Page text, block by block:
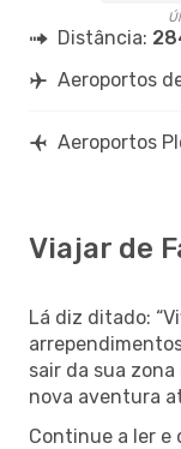
Distância:
Aeroportos
Aeroportos
Viajar de
Lá diz ditado:
sair da sua
nova aventura
Continue a ler e